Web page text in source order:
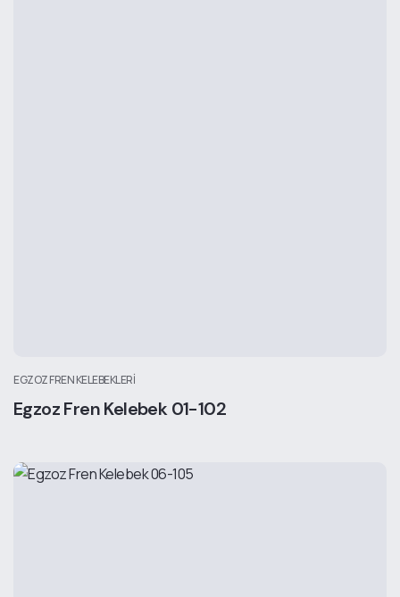
EGZOZ FREN KELEBEKLERI
Egzoz Fren Kelebek 01-102